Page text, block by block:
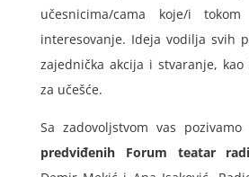
učesnicima/cama koje/i
interesovanje. Ideja vodilja svih
zajednička akcija i stvaranje,
za učešće.
Sa zadovoljstvom vas pozivamo
predviđenih Forum teatar